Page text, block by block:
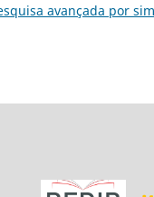
avançada por